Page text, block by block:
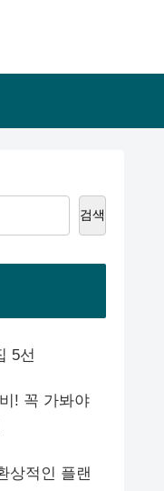
검색
5선
! 꼭 가봐야
상적인 플랜